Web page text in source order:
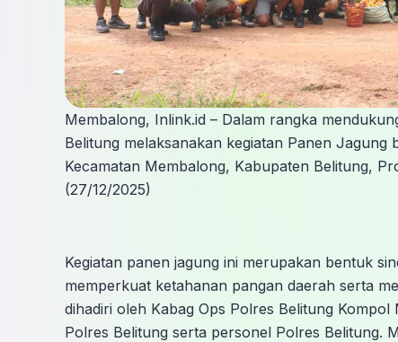
Membalong, Inlink.id – Dalam rangka
Belitung melaksanakan kegiatan Panen Jagung
Kecamatan Membalong, Kabupaten Belitung,
(27/12/2025)
Kegiatan panen jagung ini merupakan bentuk
memperkuat ketahanan pangan daerah serta
dihadiri oleh Kabag Ops Polres Belitung
Polres Belitung serta personel Polres Belitung.